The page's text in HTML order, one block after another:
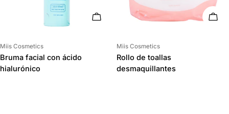
AÑADIR AL CARRITO
Proveedor:
Miis Cosmetics
Bruma facial con ácido
hialurónico
Proveedor:
Miis Cosmetics
Rollo de toallas
desmaquillantes